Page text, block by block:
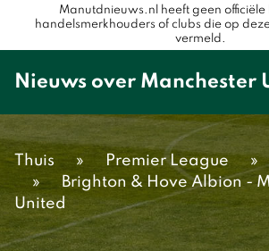
Manutdnieuws.nl heeft geen
handelsmerkhouders of clubs die op
vermeld.
Nieuws over Manchester
Thuis » Premier League »
»
Brighton & Hove Albion -
United